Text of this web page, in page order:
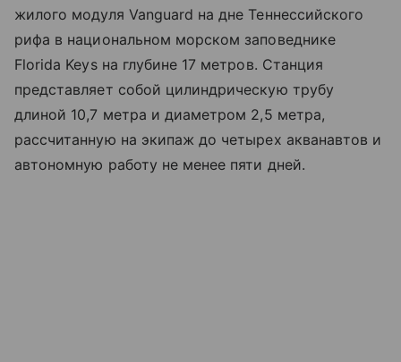
жилого модуля Vanguard на дне Теннессийского
рифа в национальном морском заповеднике
Florida Keys на глубине 17 метров. Станция
представляет собой цилиндрическую трубу
длиной 10,7 метра и диаметром 2,5 метра,
рассчитанную на экипаж до четырех акванавтов и
автономную работу не менее пяти дней.